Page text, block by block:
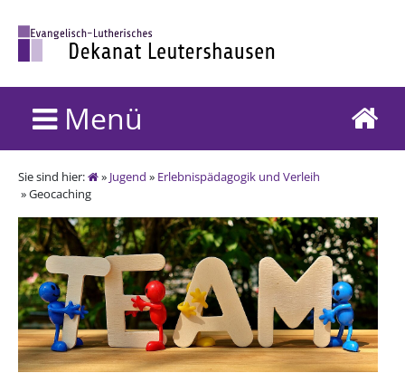
Menü
Sie sind hier: » Jugend » Erlebnispädagogik und Verleih
» Geocaching